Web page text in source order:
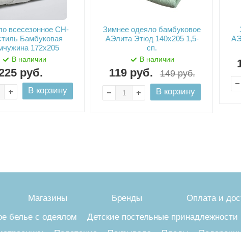
всесезонное СН-
Бамбуковая
172х205
В наличии
руб.
В корзину
Зимнее одеяло бамбуковое
АЭлита Этюд 140х205 1,5-
сп.
В наличии
119руб. 149руб.
В корзину
Магазины Бренды Оплата и
белье с одеялом Детские постельные принадлежности